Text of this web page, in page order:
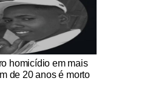
homicídio em mais
de 20 anos é morto